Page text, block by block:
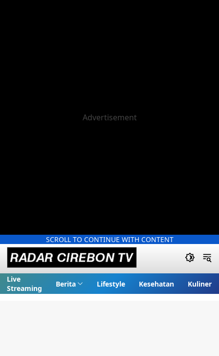
SCROLL TO CONTINUE WITH CONTENT
Live
Streaming
Berita Lifestyle Kesehatan Kuliner